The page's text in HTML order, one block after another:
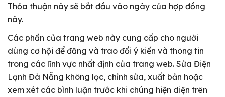
Thỏa thuận này sẽ bắt đầu vào ngày của hợp đồng
này.
Các phần của trang web này cung cấp cho người
dùng cơ hội để đăng và trao đổi ý kiến và thông tin
trong các lĩnh vực nhất định của trang web. Sửa Điện
Lạnh Đà Nẵng không lọc, chỉnh sửa, xuất bản hoặc
xem xét các bình luận trước khi chúng hiện diện trên